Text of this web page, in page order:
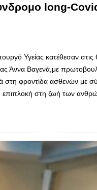
long-
Υγείας κατέθεσαν
Άννα Βαγενά,με
στη φροντίδα ασθενών με
επιπλοκή στη ζωή των